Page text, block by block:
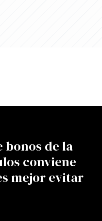
bonos de la
conviene
mejor evitar